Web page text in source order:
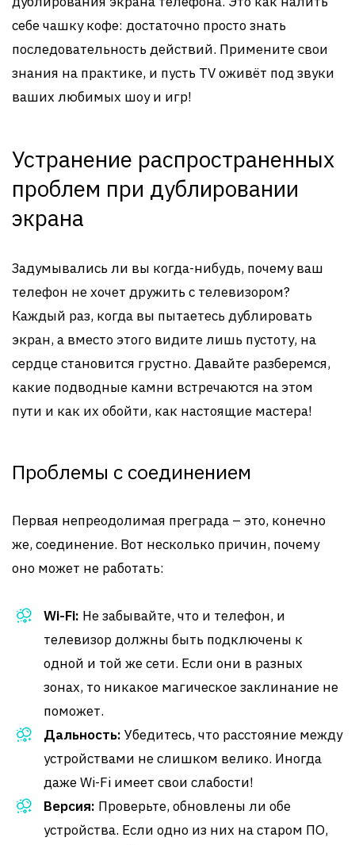
себе чашку кофе: достаточно просто знать
последовательность действий. Примените свои
знания на практике, и пусть TV оживёт под звуки
ваших любимых шоу и игр!
Устранение распространенных
проблем при дублировании
экрана
Задумывались ли вы когда-нибудь, почему ваш
телефон не хочет дружить с телевизором?
Каждый раз, когда вы пытаетесь дублировать
экран, а вместо этого видите лишь пустоту, на
сердце становится грустно. Давайте разберемся,
какие подводные камни встречаются на этом
пути и как их обойти, как настоящие мастера!
Проблемы с соединением
Первая непреодолимая преграда – это, конечно
же, соединение. Вот несколько причин, почему
оно может не работать:
Wi-Fi: Не забывайте, что и телефон, и
телевизор должны быть подключены к
одной и той же сети. Если они в разных
зонах, то никакое магическое заклинание не
поможет.
Дальность: Убедитесь, что расстояние между
устройствами не слишком велико. Иногда
даже Wi-Fi имеет свои слабости!
Версия: Проверьте, обновлены ли обе
устройства. Если одно из них на старом ПО,